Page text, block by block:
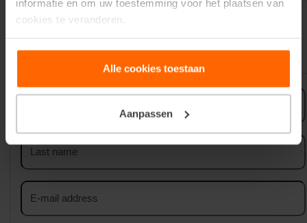
informatie en om uw toestemming voor het plaatsen van
cookies te veranderen.
Alle cookies toestaan
Aanpassen
Sign up for our newsletter
First
Last
name
Email
address